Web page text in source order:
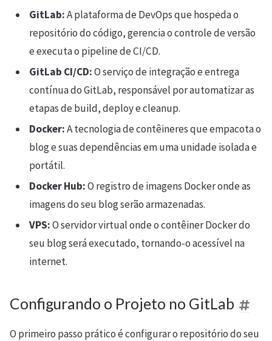
GitLab:A plataforma de DevOps que hospeda o
repositório do código, gerencia o controle de versão
e executa o pipeline de CI/CD.
GitLab CI/CD:O serviço de integração e entrega
contínua do GitLab, responsável por automatizar as
etapas de build, deploy e cleanup.
Docker:A tecnologia de contêineres que empacota o
blog e suas dependências em uma unidade isolada e
portátil.
Docker Hub:O registro de imagens Docker onde as
imagens do seu blog serão armazenadas.
VPS:O servidor virtual onde o contêiner Docker do
seu blog será executado, tornando-o acessível na
internet.
Configurando o Projeto no GitLab
O primeiro passo prático é configurar o repositório do seu